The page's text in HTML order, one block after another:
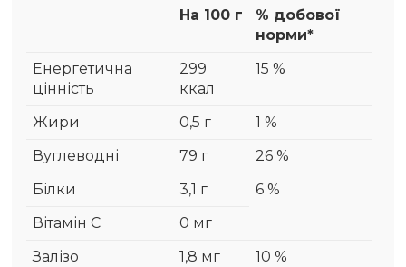
На 100 г
% добової
норми*
Енергетична
цінність
299
ккал
15 %
Жири 0,5 г
1 %
Вуглеводні
79 г
26 %
Білки
3,1 г
6 %
Вітамін С
0 мг
Залізо
1,8 мг
10 %